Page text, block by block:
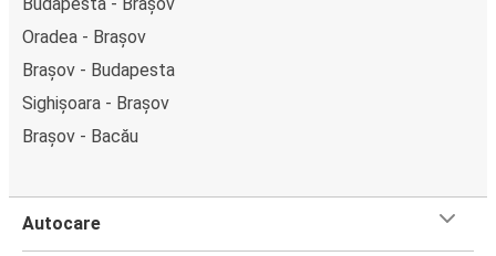
Oradea - Brașov
Brașov - Budapesta
Sighișoara - Brașov
Brașov - Bacău
Autocare